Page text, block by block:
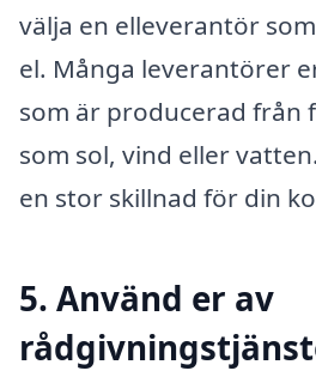
välja en elleverantör
el. Många leverantörer
som är producerad från
som sol, vind eller
en stor skillnad för din
5. Använd er av